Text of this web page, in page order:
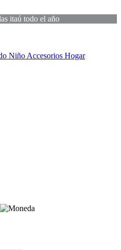
itaú todo el año
Niño Accesorios Hogar